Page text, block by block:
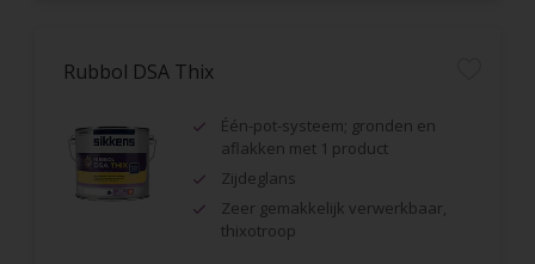
Rubbol DSA Thix
Één-pot-systeem; gronden en
aflakken met 1 product
Zijdeglans
Zeer gemakkelijk verwerkbaar,
thixotroop